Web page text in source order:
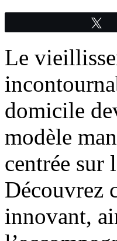
Le
domicile
modèle
centrée sur
Découvrez
innovant,